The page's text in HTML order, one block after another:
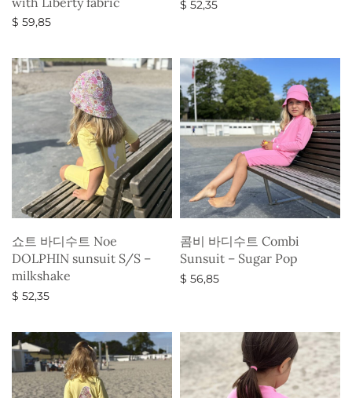
$ 59,85
$ 52,35
쇼트 바디수트 Noe
DOLPHIN sunsuit S/S –
milkshake
$ 52,35
콤비 바디수트 Combi
Sunsuit – Sugar Pop
$ 56,85